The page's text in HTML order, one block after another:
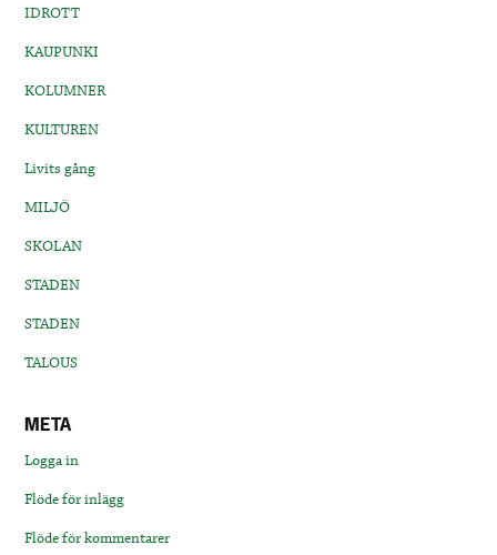
IDROTT
KAUPUNKI
KOLUMNER
KULTUREN
Livits gång
MILJÖ
SKOLAN
STADEN
STADEN
TALOUS
META
Logga in
Flöde för inlägg
Flöde för kommentarer